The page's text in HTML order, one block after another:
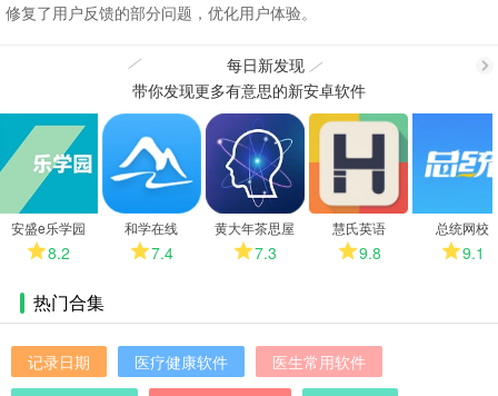
修复了用户反馈的部分问题，优化用户体验。
议或问题，都能点击左上角三条杠（更多）里的“帮助与反馈”告诉我们
哦。
每日新发现
更
多
带你发现更多有意思的新安卓软件
安盛e乐学园
8.2
和学在线
7.4
黄大年茶思屋
7.3
慧氏英语
9.8
总统网校
9.1
热门合集
记录日期 医疗健康软件
医生常用软件